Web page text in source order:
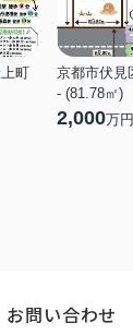
町
- (81.78㎡)
2,000万円
お問い合わせ